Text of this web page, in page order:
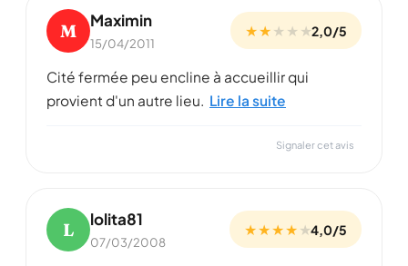
M Maximin
15/04/2011
★ ★★ ★ ★2,0/5
Cité fermée peu encline à accueillir qui
provient d'un autre lieu. Lire la suite
Signaler cet avis
L lolita81
07/03/2008
★ ★ ★ ★★4,0/5